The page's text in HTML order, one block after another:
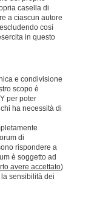
casella di
a ciascun autore
così
in questo
e condivisione
scopo è
per poter
ha necessità di
di
rispondere a
è soggetto ad
avere accettato)
sensibilità dei